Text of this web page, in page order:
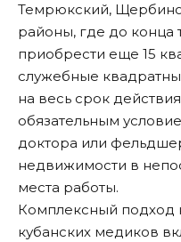
Темрюкский,
районы, где до конца
приобрести еще 15
служебные
на весь срок
обязательным
доктора или
недвижимости в
места работы.
Комплексный подход
кубанских медиков